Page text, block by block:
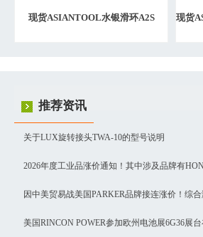
现货ASIANTOOL水银滑环A2S 现货
推荐资讯
关于LUX旋转接头TWA-10的型号说明
2026年度工业品涨价通知！其中涉及品牌有
SIEMENS西门子，Schneider施耐德，SEW赛
茵梦达，ABB，汇川等品牌！
因中美贸易战美国PARKER品牌接连涨价！综合
美国RINCON POWER参加欧州电池展6G36展